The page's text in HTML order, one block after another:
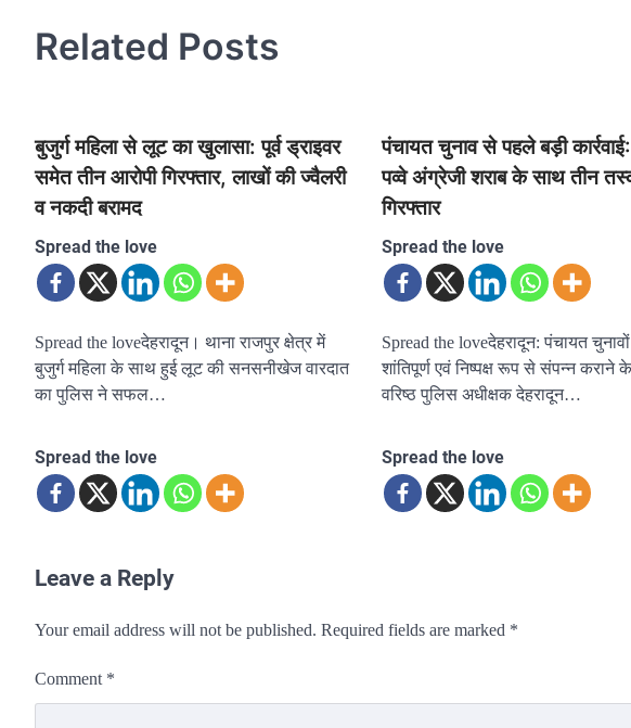
Related Posts
बुजुर्ग महिला से लूट का खुलासा: पूर्व ड्राइवर
समेत तीन आरोपी गिरफ्तार, लाखों की ज्वैलरी
व नकदी बरामद
Spread the love
Spread the loveदेहरादून। थाना राजपुर क्षेत्र में
बुजुर्ग महिला के साथ हुई लूट की सनसनीखेज वारदात
का पुलिस ने सफल…
Spread the love
पंचायत चुनाव से पहले बड़ी
पव्वे अंग्रेजी शराब के साथ तीन
गिरफ्तार
Spread the love
Spread the loveदेहरादून: पंचायत
शांतिपूर्ण एवं निष्पक्ष रूप से संपन्न कराने
वरिष्ठ पुलिस अधीक्षक देहरादून…
Spread the love
Leave a Reply
Your email address will not be published. Required fields are marked *
Comment *